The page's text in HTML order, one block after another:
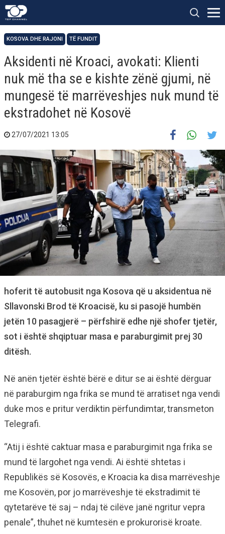
KOSOVA DHE RAJONI TË FUNDIT
Aksidenti në Kroaci, avokati: Klienti
nuk më tha se e kishte zënë gjumi, në
mungesë të marrëveshjes nuk mund të
ekstradohet në Kosovë
27/07/2021 13:05
hoferit të autobusit nga Kosova që u aksidentua në
Sllavonski Brod të Kroacisë, ku si pasojë humbën
jetën 10 pasagjerë – përfshirë edhe një shofer tjetër,
sot i është shqiptuar masa e paraburgimit prej 30
ditësh.
Në anën tjetër është bërë e ditur se ai është dërguar
në paraburgim nga frika se mund të arratiset nga vendi
duke mos e pritur verdiktin përfundimtar, transmeton
Telegrafi.
“Atij i është caktuar masa e paraburgimit nga frika se
mund të largohet nga vendi. Ai është shtetas i
Republikës së Kosovës, e Kroacia ka disa marrëveshje
me Kosovën, por jo marrëveshje të ekstradimit të
qytetarëve të saj – ndaj të cilëve janë ngritur vepra
penale”, thuhet në kumtesën e prokurorisë kroate.